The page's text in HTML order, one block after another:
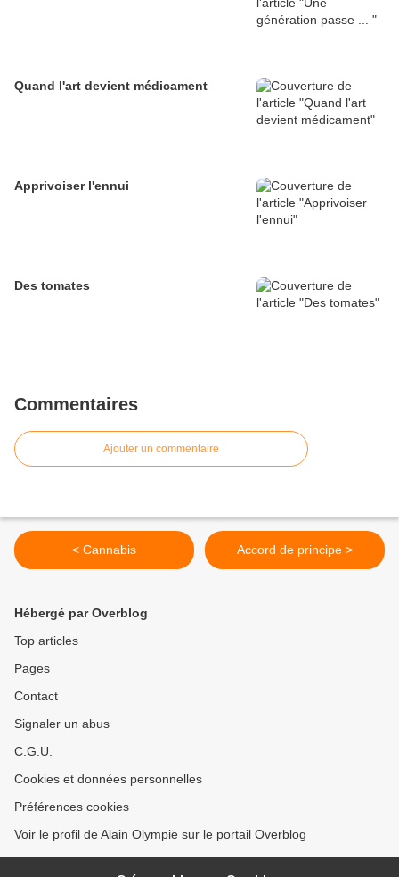
Quand l'art devient médicament
Apprivoiser l'ennui
Des tomates
Commentaires
Ajouter un commentaire
< Cannabis Accord de principe >
Hébergé par Overblog
Top articles
Pages
Contact
Signaler un abus
C.G.U.
Cookies et données personnelles
Préférences cookies
Voir le profil de Alain Olympie sur le portail Overblog